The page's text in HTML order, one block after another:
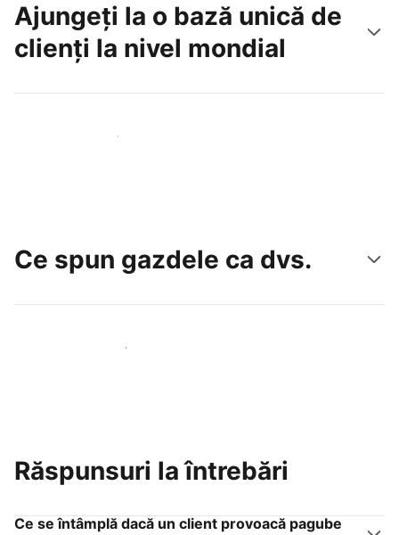
Ajungeți la o bază unică de
clienți la nivel mondial
Atrageți noi oaspeți astăzi
Ce spun gazdele ca dvs.
Alăturați-vă gazdelor ca dvs.
Răspunsuri la întrebări
Ce se întâmplă dacă un client provoacă pagube